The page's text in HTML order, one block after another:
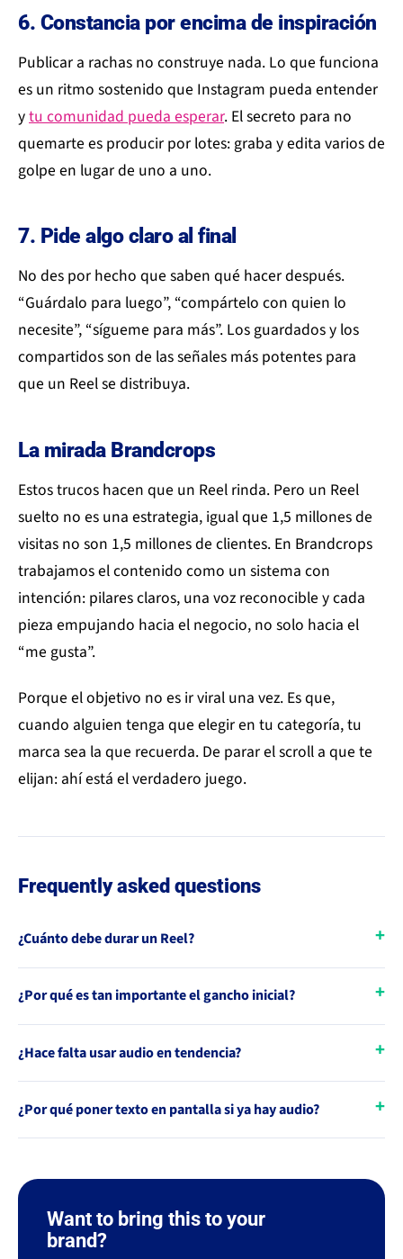
6. Constancia por encima de inspiración
Publicar a rachas no construye nada. Lo que funciona
es un ritmo sostenido que Instagram pueda entender
ytu comunidad pueda esperar. El secreto para no
quemarte es producir por lotes: graba y edita varios de
golpe en lugar de uno a uno.
7. Pide algo claro al final
No des por hecho que saben qué hacer después.
“Guárdalo para luego”, “compártelo con quien lo
necesite”, “sígueme para más”. Los guardados y los
compartidos son de las señales más potentes para
que un Reel se distribuya.
La mirada Brandcrops
Estos trucos hacen que un Reel rinda. Pero un Reel
suelto no es una estrategia, igual que 1,5 millones de
visitas no son 1,5 millones de clientes. En Brandcrops
trabajamos el contenido como un sistema con
intención: pilares claros, una voz reconocible y cada
pieza empujando hacia el negocio, no solo hacia el
“me gusta”.
Porque el objetivo no es ir viral una vez. Es que,
cuando alguien tenga que elegir en tu categoría, tu
marca sea la que recuerda. De parar el scroll a que te
elijan: ahí está el verdadero juego.
Frequently asked questions
¿Cuánto debe durar un Reel?
¿Por qué es tan importante el gancho inicial?
¿Hace falta usar audio en tendencia?
¿Por qué poner texto en pantalla si ya hay audio?
Want to bring this to your
brand?